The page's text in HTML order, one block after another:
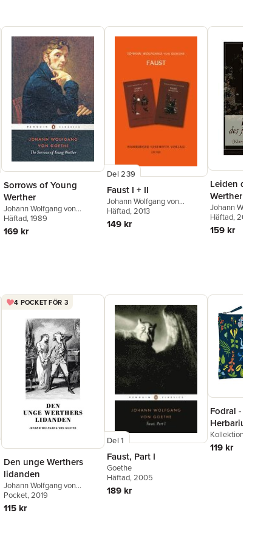
Sorrows of Young
Werther
Johann Wolfgang von
Goethe
Häftad, 1989
169 kr
Del 239
Faust I + II
Johann Wolfgang von
Goethe
Häftad, 2013
149 kr
Leiden des
Werther
Weltliteratur)
Johann Wolfgang
Goethe
Häftad, 2017
159 kr
4 POCKET FÖR 3
Den unge Werthers
lidanden
Johann Wolfgang von
Goethe
Pocket, 2019
115 kr
Del 1
Faust, Part I
Goethe
Häftad, 2005
189 kr
Fodral - Stig
Herbarium
Kollektion Stora A
119 kr